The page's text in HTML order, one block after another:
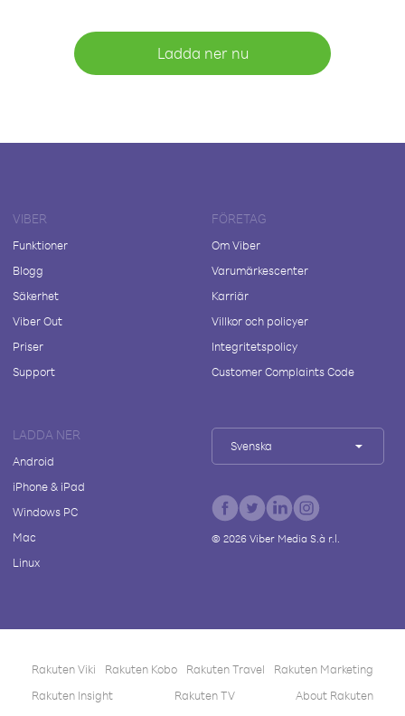
Ladda ner nu
VIBER
Funktioner
Blogg
Säkerhet
Viber Out
Priser
Support
FÖRETAG
Om Viber
Varumärkescenter
Karriär
Villkor och policyer
Integritetspolicy
Customer Complaints Code
LADDA NER
Android
iPhone & iPad
Windows PC
Mac
Linux
Svenska
© 2026Viber Media S.à r.l.
Rakuten Viki Rakuten Kobo Rakuten Travel
Rakuten Marketing
Rakuten Insight
Rakuten TV About Rakuten